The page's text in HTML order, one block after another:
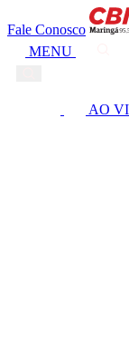
Fale Conosco
MENU
AO